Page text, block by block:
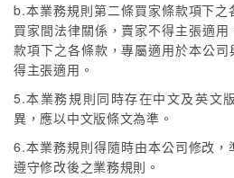
b.本業務規則第二條買家條款項下
買家間法律關係，賣家不得主張適
款項下之各條款，專屬適用於本公
得主張適用。
5.本業務規則同時存在中文及英文
異，應以中文版條文為準。
6.本業務規則得隨時由本公司修改
遵守修改後之業務規則。